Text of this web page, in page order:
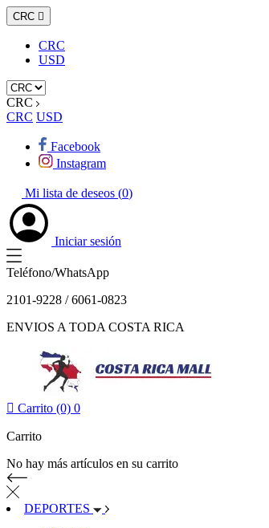
CRC 
CRC
USD
CRC
CRC USD
Facebook
Instagram
Mi lista de deseos (0)
Iniciar sesión
Teléfono/WhatsApp
2101-9228 / 6061-0823
ENVIOS A TODA COSTA RICA
 Carrito (0) 0
Carrito
No hay más artículos en su carrito
DEPORTES